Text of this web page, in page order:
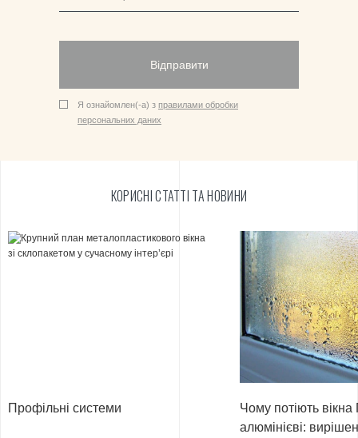
Відправити
Я ознайомлен(-а) з правилами обробки
персональних даних
КОРИСНІ СТАТТІ ТА НОВИНИ
Профільні системи
Чому потіють вікна
алюмінієві: